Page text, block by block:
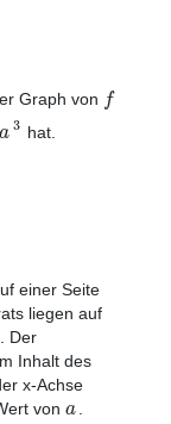
Graph von f
a3 hat.
einer Seite
liegen auf
Der
Inhalt des
x-Achse
von a